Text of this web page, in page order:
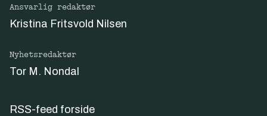
Ansvarlig redaktør
Kristina Fritsvold Nilsen
Nyhetsredaktør
Tor M. Nondal
RSS-feed forside